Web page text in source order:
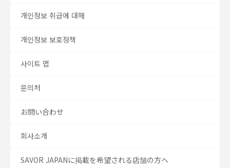
개인정보 취급에 대해
개인정보 보호정책
사이트 맵
문의처
お問い合わせ
회사소개
SAVOR JAPANに掲載を希望される店舗の方へ